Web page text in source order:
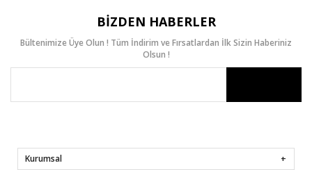
BIZDEN HABERLER
Bültenimize Üye Olun ! Tüm İndirim ve Fırsatlardan İlk Sizin Haberiniz
Olsun !
Kurumsal